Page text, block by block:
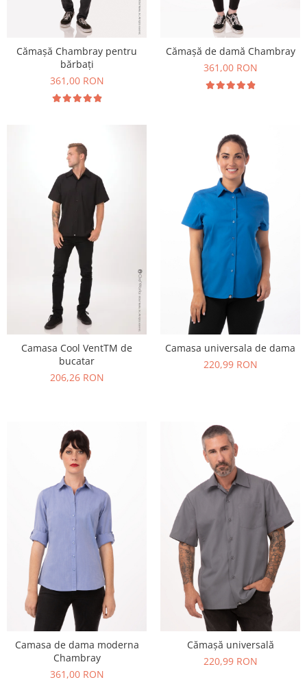
Cămașă Chambray pentru
bărbați
361,00 RON
Cămașă de damă Chambray
361,00 RON
Camasa Cool VentTM de
bucatar
206,26 RON
Camasa universala de dama
220,99 RON
Camasa de dama moderna
Chambray
361,00 RON
Cămașă universală
220,99 RON